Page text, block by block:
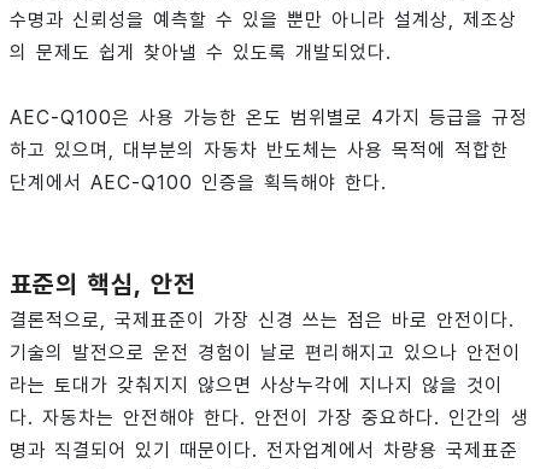
수명과 신뢰성을 예측할 수 있을 뿐만 아니라 설계상, 제조상
의 문제도 쉽게 찾아낼 수 있도록 개발되었다.
AEC-Q100은 사용 가능한 온도 범위별로 4가지 등급을 규정
하고 있으며, 대부분의 자동차 반도체는 사용 목적에 적합한
단계에서 AEC-Q100 인증을 획득해야 한다.
표준의 핵심, 안전
결론적으로, 국제표준이 가장 신경 쓰는 점은 바로 안전이다.
기술의 발전으로 운전 경험이 날로 편리해지고 있으나 안전이
라는 토대가 갖춰지지 않으면 사상누각에 지나지 않을 것이
다. 자동차는 안전해야 한다. 안전이 가장 중요하다. 인간의 생
명과 직결되어 있기 때문이다. 전자업계에서 차량용 국제표준